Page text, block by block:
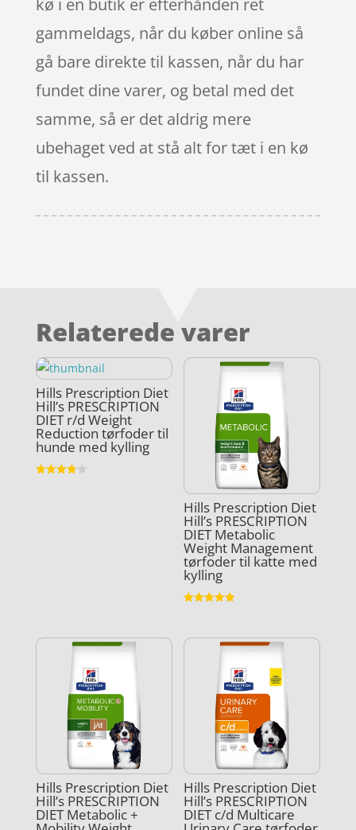
gammeldags, når du køber online så
gå bare direkte til kassen, når du har
fundet dine varer, og betal med det
samme, så er det aldrig mere
ubehaget ved at stå alt for tæt i en kø
til kassen.
Relaterede varer
Hills Prescription Diet
Hill’s PRESCRIPTION
DIET r/d Weight
Reduction tørfoder til
hunde med kylling
Hills Prescription Diet
Hill’s PRESCRIPTION
DIET Metabolic
Weight Management
tørfoder til katte med
kylling
Hills Prescription Diet
Hill’s PRESCRIPTION
DIET Metabolic +
Hills Prescription Diet
Hill’s PRESCRIPTION
DIET c/d Multicare